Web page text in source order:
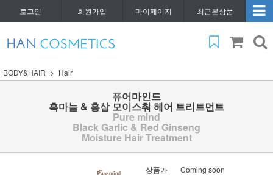
로그인 회원가입 마이페이지 최근본상품
BODY&HAIR Hair
퓨어마인드
흑마늘 & 홍삼 모이스춰 헤어 트리트먼트
Pure mind
Black Garlic & Red Ginseng
Moisture Hair Treatment
상품가
Coming soon